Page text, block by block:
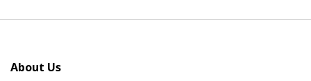
About Us